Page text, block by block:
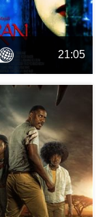
21:05